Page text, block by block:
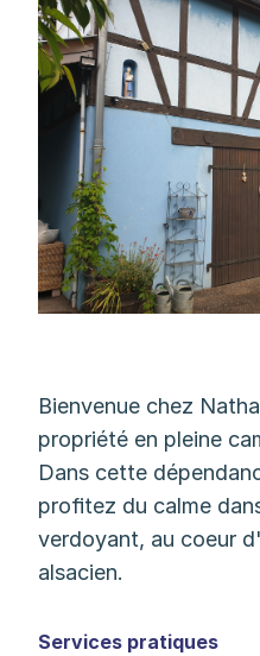
Bienvenue chez
propriété en pleine
Dans cette
profitez du calme
verdoyant, au coeur
alsacien.
Services pratiques